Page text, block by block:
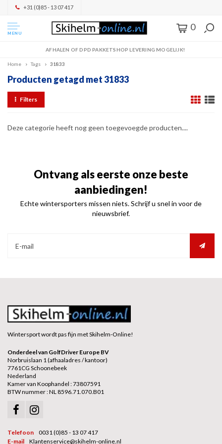
+31 (0)85 - 13 07 417
MENU
0
AFHALEN OF DPD PAKKETSHOP LEVERING MOGELIJK!
Home Tags 31833
Producten getagd met 31833
Filters
Deze categorie heeft nog geen toegevoegde producten....
Ontvang als eerste onze beste
aanbiedingen!
Echte wintersporters missen niets. Schrijf u snel in voor de
nieuwsbrief.
Wintersport wordt pas fijn met Skihelm-Online!
Onderdeel van GolfDriver Europe BV
Norbruislaan 1 (afhaaladres / kantoor)
7761CG Schoonebeek
Nederland
Kamer van Koophandel : 73807591
BTW nummer : NL 8596.71.070.B01
Telefoon
0031 (0)85 - 13 07 417
E-mail
Klantenservice@skihelm-online.nl